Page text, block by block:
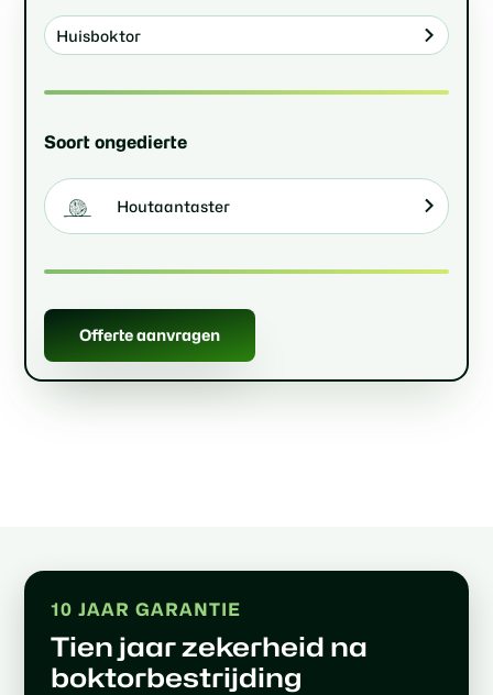
Huisboktor
Soort ongedierte
Houtaantaster
Offerte aanvragen
10 JAAR GARANTIE
Tien jaar zekerheid na
boktorbestrijding